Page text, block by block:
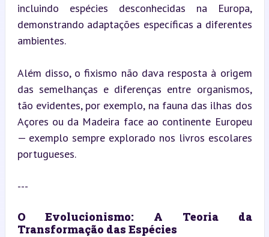
incluindo espécies desconhecidas na Europa,
demonstrando adaptações específicas a diferentes
ambientes.
Além disso, o fixismo não dava resposta à origem
das semelhanças e diferenças entre organismos,
tão evidentes, por exemplo, na fauna das ilhas dos
Açores ou da Madeira face ao continente Europeu
— exemplo sempre explorado nos livros escolares
portugueses.
---
O Evolucionismo: A Teoria da
Transformação das Espécies